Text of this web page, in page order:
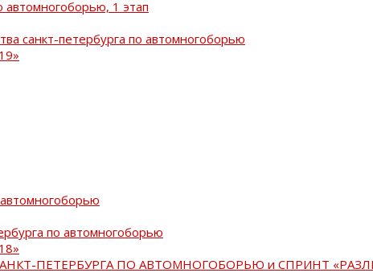
1 этап
санкт-петербурга по автомногоборью
по автомногоборью
ПЕТЕРБУРГА ПО АВТОМНОГОБОРЬЮ и СПРИНТ